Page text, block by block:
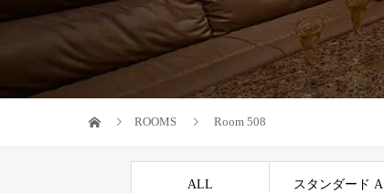
ROOMS Room 508
ALL スタンダード A